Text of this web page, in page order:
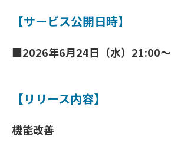
【サービス公開日時】
■2026年6月24日（水）21:00～
【リリース内容】
機能改善